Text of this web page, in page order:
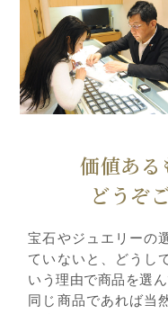
価値ある
どうぞ
宝石やジュエリーの
ていないと、どうし
いう理由で商品を選
同じ商品であれば当